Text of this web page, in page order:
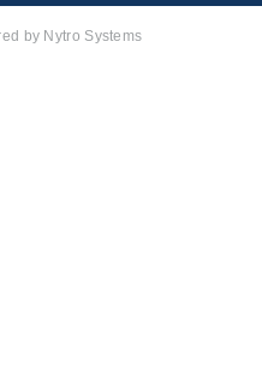
קבלת חומרים פרסומים
by Nytro Systems